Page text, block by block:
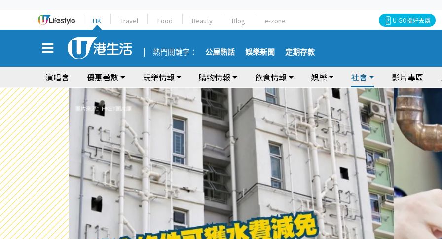
HK Travel Food Beauty Blog e-zone U GO搵好去處
熱門關鍵字： 公屋熱話 娛樂新聞 定期存款
演唱會 優惠著數 玩樂情報 購物情報 飲食情報 娛樂 社會 影片專區